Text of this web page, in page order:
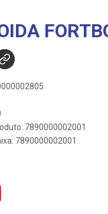
7890000002001
7890000002001